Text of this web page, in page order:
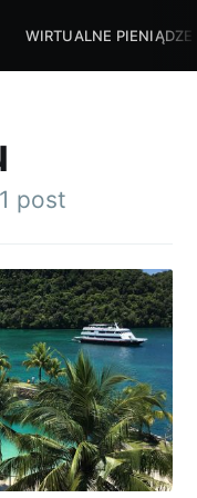
WIRTUALNE PIENIĄDZE
post